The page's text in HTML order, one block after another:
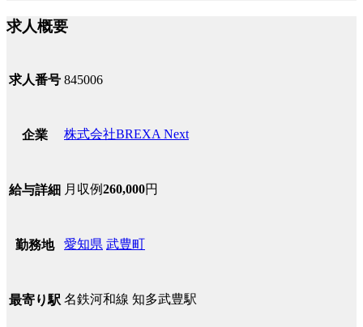
求人概要
求人番号 845006
企業 株式会社BREXA Next
給与詳細 月収例260,000円
勤務地 愛知県 武豊町
最寄り駅 名鉄河和線 知多武豊駅